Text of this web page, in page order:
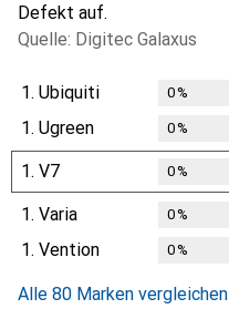
Defekt auf.
Quelle: Digitec Galaxus
1. Ubiquiti 0%
1. Ugreen 0%
1. V7 0%
1. Varia 0%
1. Vention 0%
Alle 80 Marken vergleichen